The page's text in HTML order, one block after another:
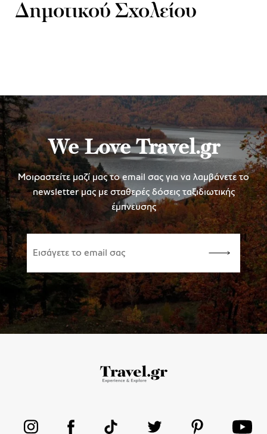
Δημοτικού Σχολείου
We Love Travel.gr
Μοιραστείτε μαζί μας το email σας για να λαμβάνετε το
newsletter μας με σταθερές δόσεις ταξιδιωτικής
έμπνευσης